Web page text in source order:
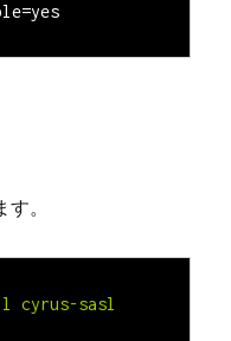
。
cyrus-sasl